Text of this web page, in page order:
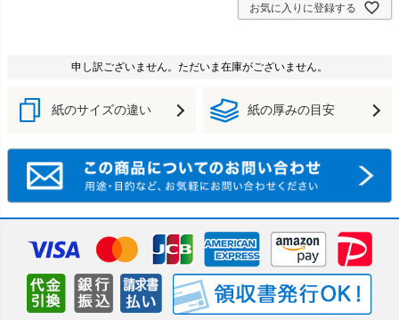
お気に入りに登録する
申し訳ございません。ただいま在庫がございません。
紙のサイズの違い 紙の厚みの目安